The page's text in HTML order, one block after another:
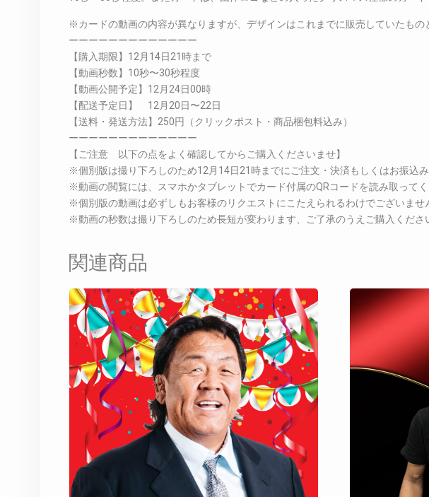
※カードの動画の内容が異なりますが、デザインはこれまでに販売していたもの
ーーーーーーーーーーーーー
【購入期限】12月14日21時まで
【動画秒数】10秒〜30秒程度
【動画公開予定】12月24日00時
【配送予定日】 12月20日〜22日
【送料・発送方法】250円（クリックポスト・商品梱包料込み）
ーーーーーーーーーーーーー
【ご注意 以下の点をよく確認してからご購入くださいませ】
※個別版は撮り下ろしのため12月14日21時までにご注文・決済もしくはお振込
※動画の閲覧には、スマホかタブレットでカード付属のQRコードを読み取ってく
※個別版の動画は必ずしもお客様のリクエストにこたえられるわけでございませ
※動画の秒数は撮り下ろしのため長短が変わります、ご了承のうえご購入くださ
関連商品